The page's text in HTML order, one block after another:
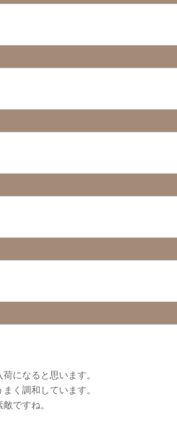
になると思います。
く調和しています。
ですね。